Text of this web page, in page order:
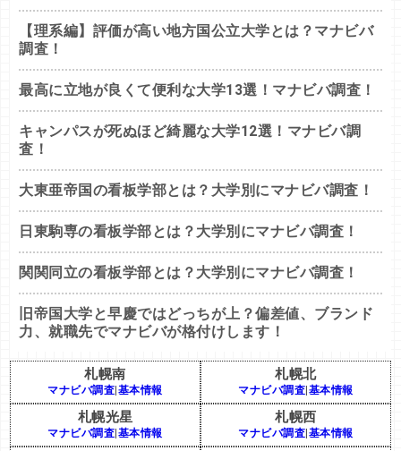
【理系編】評価が高い地方国公立大学とは？マナビバ
調査！
最高に立地が良くて便利な大学13選！マナビバ調査！
キャンパスが死ぬほど綺麗な大学12選！マナビバ調
査！
大東亜帝国の看板学部とは？大学別にマナビバ調査！
日東駒専の看板学部とは？大学別にマナビバ調査！
関関同立の看板学部とは？大学別にマナビバ調査！
旧帝国大学と早慶ではどっちが上？偏差値、ブランド
力、就職先でマナビバが格付けします！
札幌南
マナビバ調査 基本情報
札幌北
マナビバ調査 基本情報
札幌光星
マナビバ調査 基本情報
札幌西
マナビバ調査 基本情報